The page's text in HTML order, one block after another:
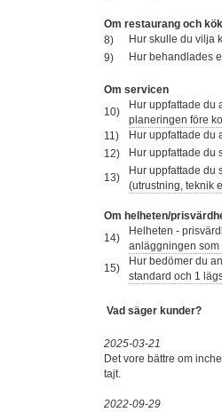
Om restaurang och kök
8)
Hur skulle du vilja
9)
Hur behandlades
Om servicen
10)
Hur uppfattade du
planeringen före
11)
Hur uppfattade du
12)
Hur uppfattade du
13)
Hur uppfattade du
(utrustning, teknik
Om helheten/
14)
Helheten -
anläggningen som
15)
Hur bedömer du
standard och 1
Vad säger kunder?
2025-03-21
Det vore bättre om
tajt.
2022-09-29